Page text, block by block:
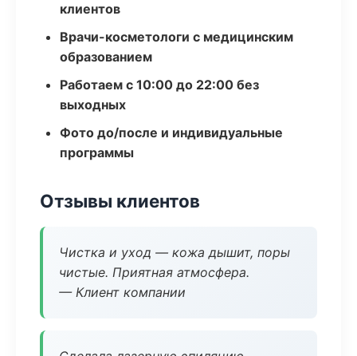
клиентов
Врачи-косметологи с медицинским
образованием
Работаем с 10:00 до 22:00 без
выходных
Фото до/после и индивидуальные
программы
Отзывы клиентов
Чистка и уход — кожа дышит, поры
чистые. Приятная атмосфера.
— Клиент компании